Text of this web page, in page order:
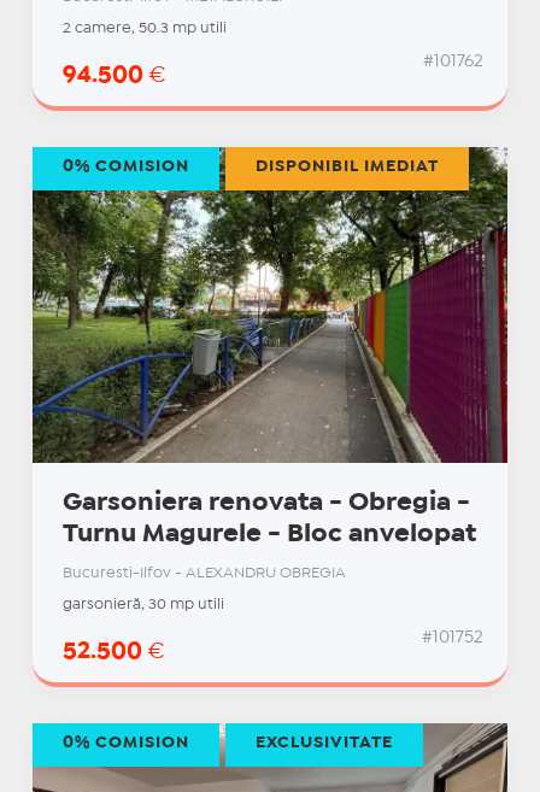
2 camere, 50.3 mp utili
94.500 €
#101762
Garsoniera renovata - Obregia -
Turnu Magurele - Bloc anvelopat
Bucuresti-Ilfov - ALEXANDRU OBREGIA
garsonieră, 30 mp utili
52.500 €
#101752
0% COMISION DISPONIBIL IMEDIAT
0% COMISION EXCLUSIVITATE